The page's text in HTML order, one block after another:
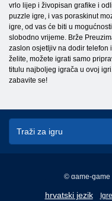
vrlo lijep i živopisan grafike i
puzzle igre, i vas poraskinut
igre, od vas će biti u
slobodno vrijeme. Brže
zaslon osjetljiv na dodir telefon
želite, možete igrati samo
titulu najboljeg igrača u ovoj
zabavite se!
© game-game
hrvatski jezik
English